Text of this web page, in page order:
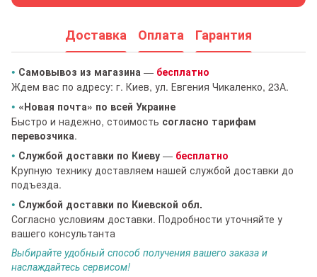
Доставка Оплата Гарантия
• Самовывоз из магазина — бесплатно
Ждем вас по адресу: г. Киев, ул. Евгения Чикаленко, 23А.
• «Новая почта» по всей Украине
Быстро и надежно, стоимость согласно тарифам
перевозчика.
• Службой доставки по Киеву — бесплатно
Крупную технику доставляем нашей службой доставки до
подъезда.
• Службой доставки по Киевской обл.
Согласно условиям доставки. Подробности уточняйте у
вашего консультанта
Выбирайте удобный способ получения вашего заказа и
наслаждайтесь сервисом!